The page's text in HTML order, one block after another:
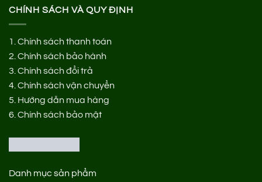
CHÍNH SÁCH VÀ QUY ĐỊNH
1.Chính sách thanh toán
2.Chính sách bảo hành
3.Chính sách đổi trả
4.Chính sách vận chuyển
5. Hướng dẫn mua hàng
6.Chính sách bảo mật
Danh mục sản phẩm